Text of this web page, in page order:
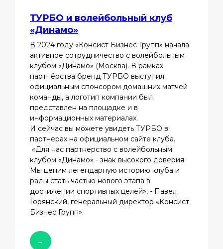
ТУРБО и волейбольный клуб
«Динамо»
В 2024 году «Консист Бизнес Групп» начала
активное сотрудничество с волейбольным
клубом «Динамо» (Москва). В рамках
партнёрства бренд ТУРБО выступил
официальным спонсором домашних матчей
команды, а логотип компании был
представлен на площадке и в
информационных материалах.
И сейчас вы можете увидеть ТУРБО в
партнерах на официальном сайте клуба.
«Для нас партнерство с волейбольным
клубом «Динамо» - знак высокого доверия.
Мы ценим легендарную историю клуба и
рады стать частью нового этапа в
достижении спортивных целей», - Павел
Горянский, генеральный директор «Консист
Бизнес Групп».
→